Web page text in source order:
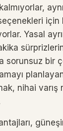
için
Yasal
sorunsuz bir
nihai